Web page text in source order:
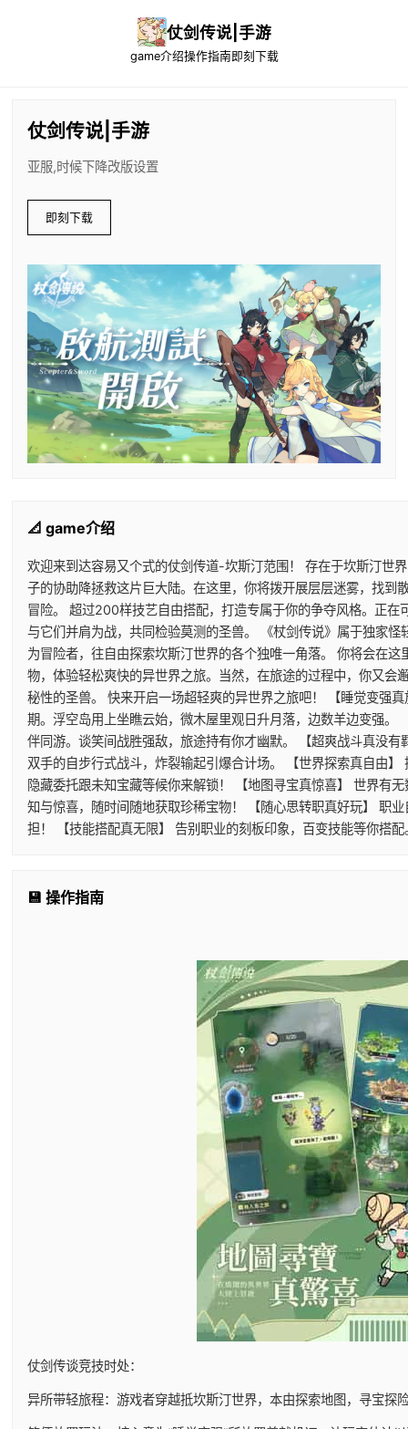
仗剑传说|手游
game介绍操作指南 即刻下载
仗剑传说|手游
亚服,时候下降改版设置
即刻下载
📐 game介绍
欢迎来到达容易又个式的仗剑传道-坎斯汀范围！ 存在于坎斯汀世
子的协助降拯救这片巨大陆。在这里，你将拨开展层层迷雾，找到
冒险。 超过200样技艺自由搭配，打造专属于你的争夺风格。正在
与它们并肩为战，共同检验莫测的圣兽。 《杖剑传说》属于独家
为冒险者，往自由探索坎斯汀世界的各个独唯一角落。 你将会在
物，体验轻松爽快的异世界之旅。当然，在旅途的过程中，你又会
秘性的圣兽。 快来开启一场超轻爽的异世界之旅吧！ 【睡觉变强
期。浮空岛用上坐瞧云始，微木屋里观日升月落，边数羊边变强。
伴同游。谈笑间战胜强敌，旅途持有你才幽默。 【超爽战斗真没
双手的自步行式战斗，炸裂输起引爆合计场。 【世界探索真自由
隐藏委托跟未知宝藏等候你来解锁！ 【地图寻宝真惊喜】 世界有
知与惊喜，随时间随地获取珍稀宝物！ 【随心思转职真好玩】 职
担！ 【技能搭配真无限】 告别职业的刻板印象，百变技能等你搭
💾 操作指南
仗剑传谈竞技时处：
异所带轻旅程：游戏者穿越抵坎斯汀世界，本由探索地图，寻宝探